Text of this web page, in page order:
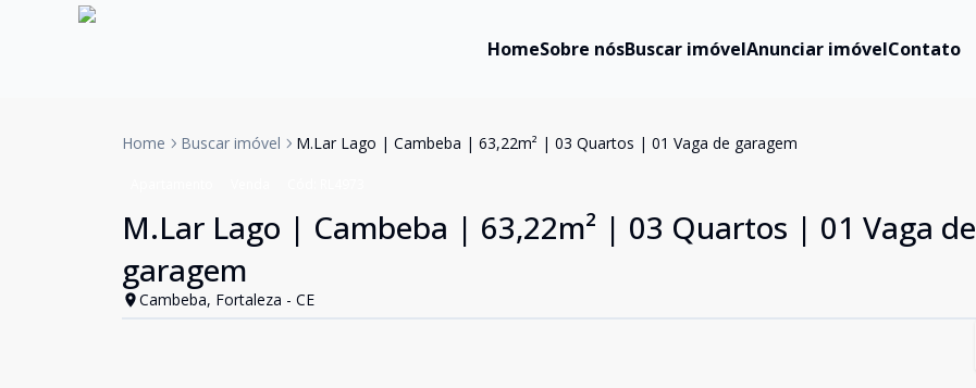
HomeSobre nósBuscar imóvelAnunciar imóvelContato
Home Buscar imóvel M.Lar Lago | Cambeba | 63,22m² | 03 Quartos | 01 Vaga de garagem
M.Lar Lago | Cambeba | 63,22m² | 03 Quartos | 01 Vaga de
garagem
Cambeba, Fortaleza - CE